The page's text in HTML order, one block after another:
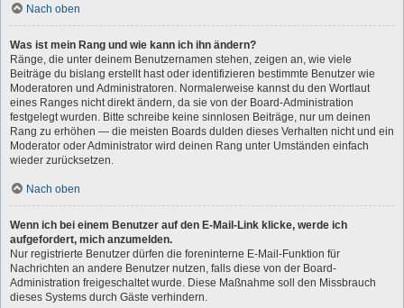
Nach oben
Was ist mein Rang und wie kann ich ihn ändern?
Ränge, die unter deinem Benutzernamen stehen, zeigen an, wie viele
Beiträge du bislang erstellt hast oder identifizieren bestimmte Benutzer wie
Moderatoren und Administratoren. Normalerweise kannst du den Wortlaut
eines Ranges nicht direkt ändern, da sie von der Board-Administration
festgelegt wurden. Bitte schreibe keine sinnlosen Beiträge, nur um deinen
Rang zu erhöhen — die meisten Boards dulden dieses Verhalten nicht und ein
Moderator oder Administrator wird deinen Rang unter Umständen einfach
wieder zurücksetzen.
Nach oben
Wenn ich bei einem Benutzer auf den E-Mail-Link klicke, werde ich
aufgefordert, mich anzumelden.
Nur registrierte Benutzer dürfen die foreninterne E-Mail-Funktion für
Nachrichten an andere Benutzer nutzen, falls diese von der Board-
Administration freigeschaltet wurde. Diese Maßnahme soll den Missbrauch
dieses Systems durch Gäste verhindern.